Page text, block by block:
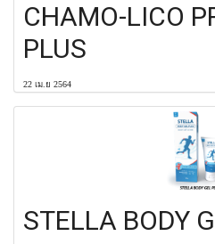
CHAMO-LICO
PLUS
22 เม.ย 2564
STELLA BODY